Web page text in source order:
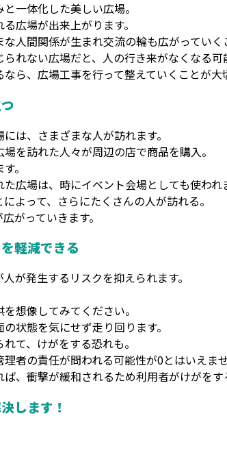
一体化した美しい広場。
広場が出来上がります。
人間関係が生まれ交流の輪も広がっていく
れない広場だと、人の行き来がなくなる可
ら、広場工事を行って整えていくことが大
は、さまざまな人が訪れます。
を訪れた人々が周辺の店で商品を購入。
。
広場は、時にイベント会場としても使われ
よって、さらにたくさんの人が訪れる。
がっていきます。
軽減できる
が発生するリスクを抑えられます。
想像してみてください。
状態を気にせず走り回ります。
て、けがをする恐れも。
者の責任が問われる可能性が0とはいえませ
、衝撃が緩和されるため利用者がけがをす
します！